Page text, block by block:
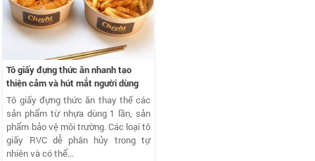
Tô giấy đựng thức ăn nhanh tạo
thiện cảm và hút mắt người dùng
Tô giấy đựng thức ăn thay thế các
sản phẩm từ nhựa dùng 1 lần, sản
phẩm bảo vệ môi trường. Các loại tô
giấy RVC dễ phân hủy trong tự
nhiên và có thể...